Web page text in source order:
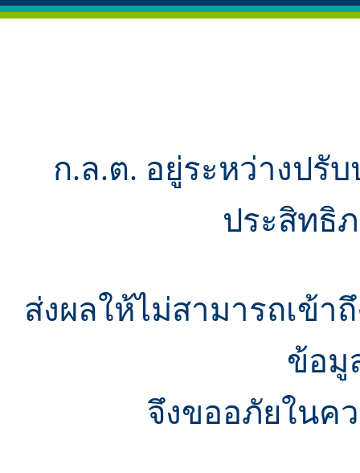
ก.ล.ต. อยู่ระหว่างปรั
ประสิทธิ
ส่งผลให้ไม่สามารถเข้า
ข้อมู
จึงขออภัยในค